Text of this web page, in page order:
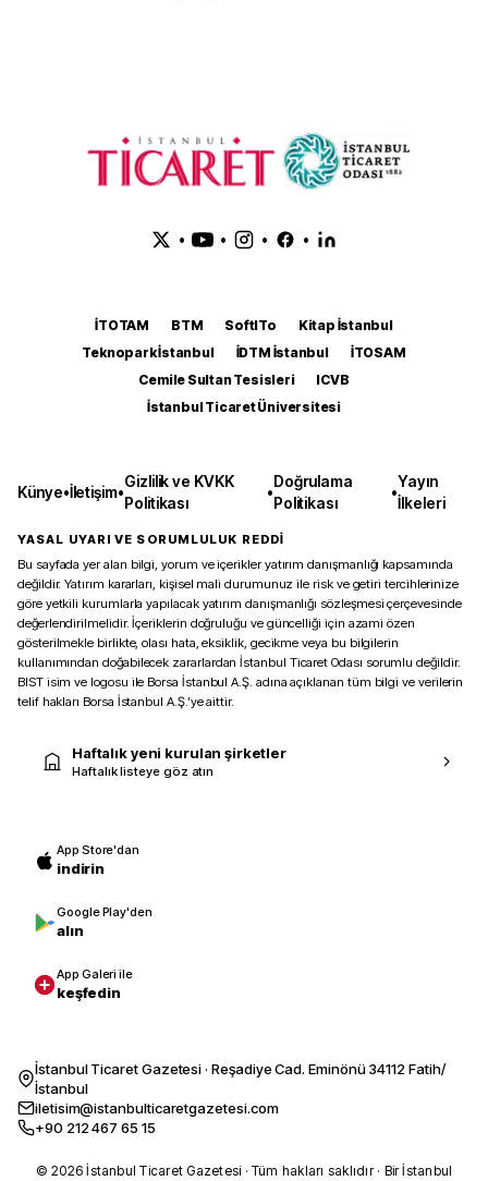
• • • •
İTOTAM BTM SoftITo
Kitap İstanbul
Teknopark İstanbul
İDTM İstanbul
İTOSAM
Cemile Sultan Tesisleri
ICVB
İstanbul Ticaret Üniversitesi
Künye•İletişim•
Gizlilik ve KVKK
Politikası
•
Doğrulama
Politikası
•
Yayın
İlkeleri
YASAL UYARI VE SORUMLULUK REDDİ
Bu sayfada yer alan bilgi, yorum ve içerikler yatırım danışmanlığı kapsamında
değildir. Yatırım kararları, kişisel mali durumunuz ile risk ve getiri tercihlerinize
göre yetkili kurumlarla yapılacak yatırım danışmanlığı sözleşmesi çerçevesinde
değerlendirilmelidir. İçeriklerin doğruluğu ve güncelliği için azami özen
gösterilmekle birlikte, olası hata, eksiklik, gecikme veya bu bilgilerin
kullanımından doğabilecek zararlardan İstanbul Ticaret Odası sorumlu değildir.
BIST isim ve logosu ile Borsa İstanbul A.Ş. adına açıklanan tüm bilgi ve verilerin
telif hakları Borsa İstanbul A.Ş.’ye aittir.
Haftalık yeni kurulan şirketler
Haftalık listeye göz atın
App Store'dan
indirin
Google Play'den
alın
App Galeri ile
keşfedin
İstanbul Ticaret Gazetesi · Reşadiye Cad. Eminönü 34112 Fatih/
İstanbul
iletisim@istanbulticaretgazetesi.com
+90 212 467 65 15
© 2026 İstanbul Ticaret Gazetesi · Tüm hakları saklıdır · Bir İstanbul